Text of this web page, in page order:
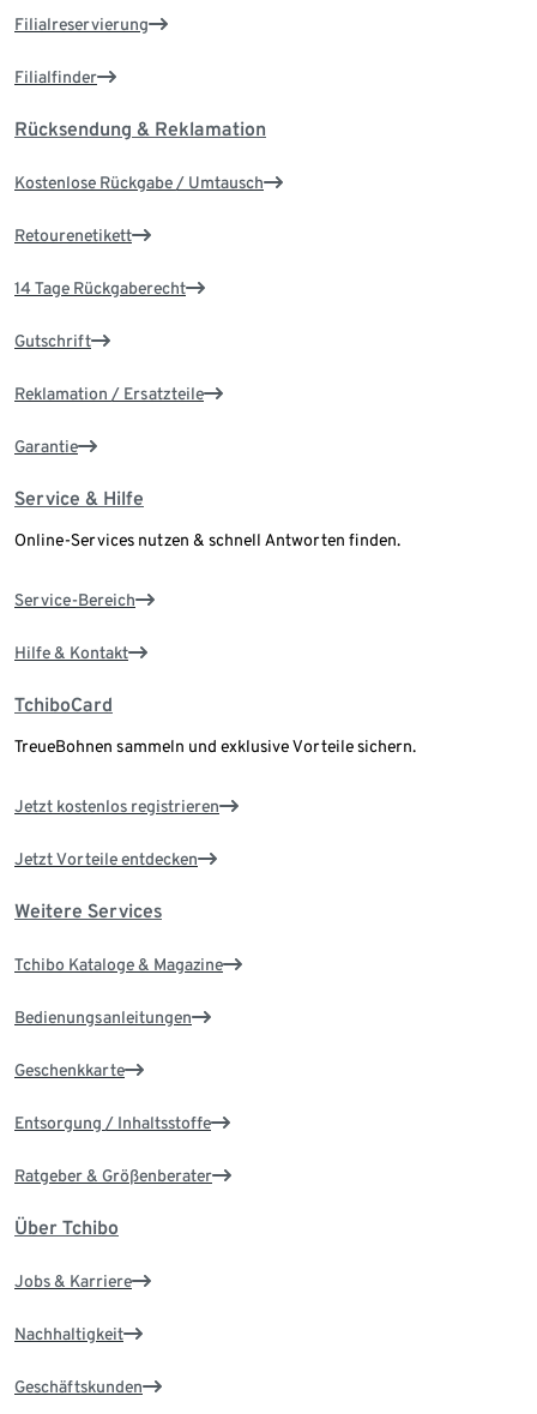
Filialreservierung
Filialfinder
Rücksendung & Reklamation
Kostenlose Rückgabe / Umtausch
Retourenetikett
14 Tage Rückgaberecht
Gutschrift
Reklamation / Ersatzteile
Garantie
Service & Hilfe
Online-Services nutzen & schnell Antworten finden.
Service-Bereich
Hilfe & Kontakt
TchiboCard
TreueBohnen sammeln und exklusive Vorteile sichern.
Jetzt kostenlos registrieren
Jetzt Vorteile entdecken
Weitere Services
Tchibo Kataloge & Magazine
Bedienungsanleitungen
Geschenkkarte
Entsorgung / Inhaltsstoffe
Ratgeber & Größenberater
Über Tchibo
Jobs & Karriere
Nachhaltigkeit
Geschäftskunden